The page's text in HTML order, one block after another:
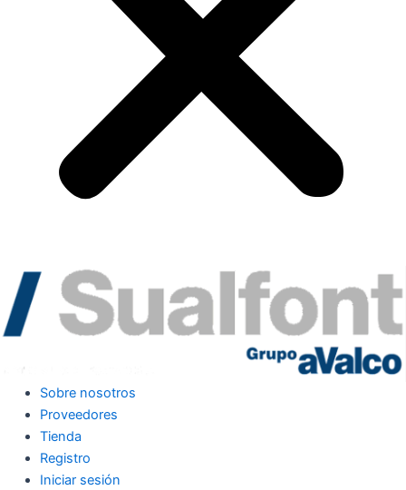
Sobre nosotros
Proveedores
Tienda
Registro
Iniciar sesión